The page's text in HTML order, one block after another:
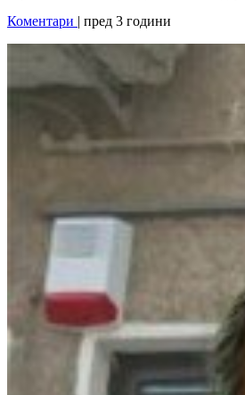
Коментари | пред 3 години